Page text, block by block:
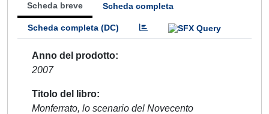
Scheda breve Scheda completa
Scheda completa (DC)
Anno del prodotto
2007
Titolo del libro
Monferrato, lo scenario del Novecento